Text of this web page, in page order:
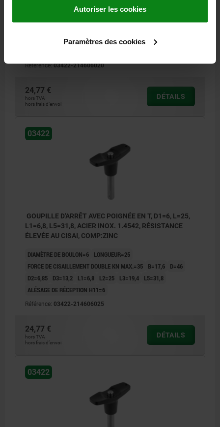
Autoriser les cookies
Paramètres des cookies
D3=13,2 L1=6,8 L2=25 L3=19,4 L5=26,8
Référence:03422-214606020
24,77 €
hors TVA
hors frais d’envoi
DÉTAILS
03422
GOUPILLE D'ARRÊT AVEC POIGNÉE EN T, D1=6, L=25,
L1=6,8, L5=31,8, ACIER INOX. 1.4542, RÉSISTANCE
ÉLEVÉE AU CISAI, COMP:ZINC
DIAMÈTRE DE BOULON=6
LONGUEUR=25
FORCE DE CISAILLEMENT DOUBLE KN MAX.=35
B=17,6
D=46
D2=6,85
D3=13,2 L1=6,8 L2=25 L3=19,4
L5=31,8
ALÉSAGE DE RÉCEPTION H11=6
Référence: 03422-214606025
24,77 €
hors TVA
hors frais d’envoi
DÉTAILS
03422